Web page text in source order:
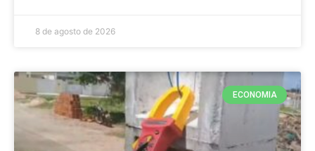
8 de agosto de 2026
ECONOMIA